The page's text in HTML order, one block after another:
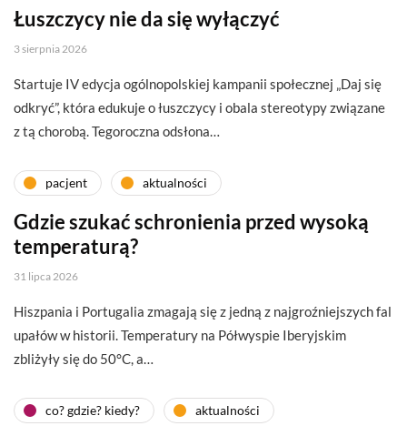
Łuszczycy nie da się wyłączyć
3 sierpnia 2026
Startuje IV edycja ogólnopolskiej kampanii społecznej „Daj się
odkryć”, która edukuje o łuszczycy i obala stereotypy związane
z tą chorobą. Tegoroczna odsłona…
pacjent aktualności
Gdzie szukać schronienia przed wysoką
temperaturą?
31 lipca 2026
Hiszpania i Portugalia zmagają się z jedną z najgroźniejszych fal
upałów w historii. Temperatury na Półwyspie Iberyjskim
zbliżyły się do 50°C, a…
co? gdzie? kiedy? aktualności